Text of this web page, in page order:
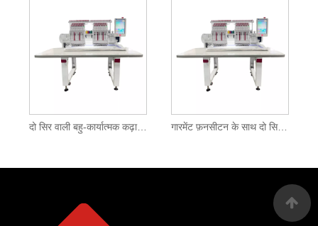
दो सिर वाली बहु-कार्यात्मक कढ़ाई मशीन गारमेंट फ़नसीटन के साथ दो सिर वाली कढ़ाई मशीन